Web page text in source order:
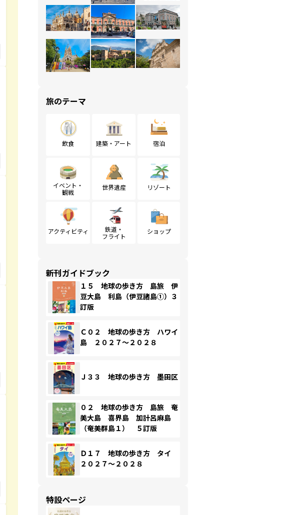
旅のテーマ
飲食 建築・アート 宿泊
イベント・
観戦
世界遺産 リゾート
アクティビティ
鉄道・
フライト
ショップ
新刊ガイドブック
１５ 地球の歩き方 島旅 伊
豆大島 利島（伊豆諸島①）３
訂版
Ｃ０２ 地球の歩き方 ハワイ
島 ２０２７～２０２８
Ｊ３３ 地球の歩き方 墨田区
０２ 地球の歩き方 島旅 奄
美大島 喜界島 加計呂麻島
（奄美群島１） ５訂版
Ｄ１７ 地球の歩き方 タイ
２０２７～２０２８
特設ページ